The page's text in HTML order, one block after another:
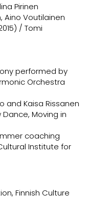
Pirinen
Aino Voutilainen
/ Tomi
performed by
Orchestra
and Kaisa Rissanen
Moving in
coaching
Institute for
Finnish Culture